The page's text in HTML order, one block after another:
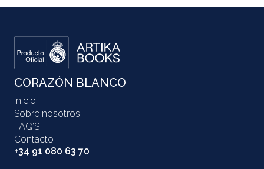
CORAZÓN BLANCO
Inicio
Sobre nosotros
FAQ’S
Contacto
+34 91 080 63 70